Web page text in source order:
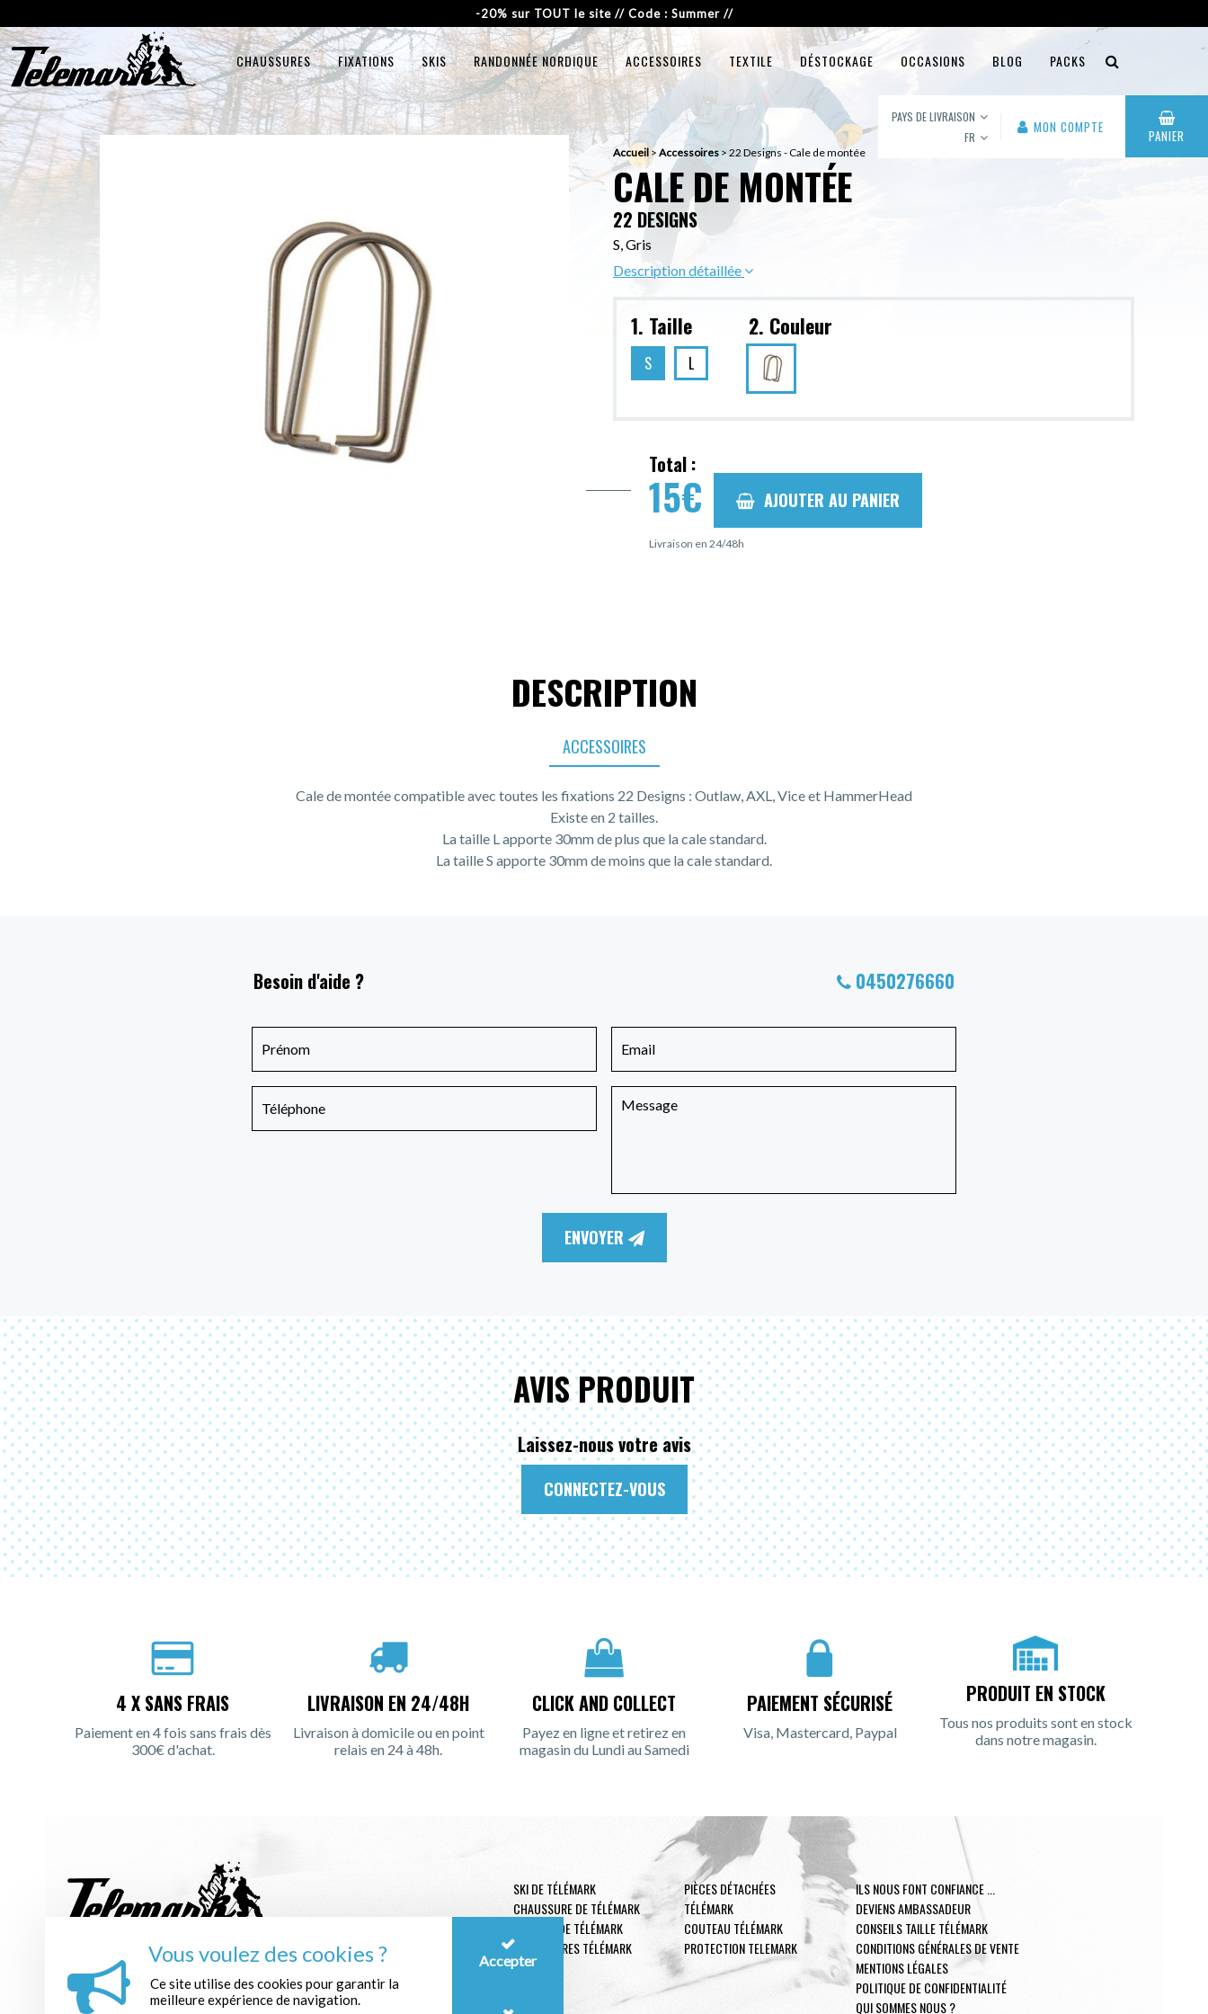
-20% sur TOUT le site // Code : Summer //
CHAUSSURES FIXATIONS SKIS RANDONNÉE NORDIQUE ACCESSOIRES TEXTILE DÉSTOCKAGE OCCASIONS BLOG PACKS
PAYS DE LIVRAISON
FR
MON COMPTE PANIER
Accueil > Accessoires > 22 Designs - Cale de montée
CALE DE MONTÉE
22 DESIGNS
S, Gris
Description détaillée
1. Taille
S L
2. Couleur
Total :
15€ AJOUTER AU PANIER
Livraison en 24/48h
DESCRIPTION
ACCESSOIRES
Cale de montée compatible avec toutes les fixations 22 Designs : Outlaw, AXL, Vice et HammerHead
Existe en 2 tailles.
La taille L apporte 30mm de plus que la cale standard.
La taille S apporte 30mm de moins que la cale standard.
Besoin d'aide ? 0450276660
ENVOYER
AVIS PRODUIT
Laissez-nous votre avis
CONNECTEZ-VOUS
4 X SANS FRAIS
Paiement en 4 fois sans frais dès
300€ d'achat.
LIVRAISON EN 24/48H
Livraison à domicile ou en point
relais en 24 à 48h.
CLICK AND COLLECT
Payez en ligne et retirez en
magasin du Lundi au Samedi
PAIEMENT SÉCURISÉ
Visa, Mastercard, Paypal
PRODUIT EN STOCK
Tous nos produits sont en stock
dans notre magasin.
INSCRIPTION À LA NEWSLETTER :
SKI DE TÉLÉMARK
CHAUSSURE DE TÉLÉMARK
FIXATION DE TÉLÉMARK
ACCESSOIRES TÉLÉMARK
PIÈCES DÉTACHÉES
TÉLÉMARK
COUTEAU TÉLÉMARK
PROTECTION TELEMARK
ILS NOUS FONT CONFIANCE ...
DEVIENS AMBASSADEUR
CONSEILS TAILLE TÉLÉMARK
CONDITIONS GÉNÉRALES DE VENTE
MENTIONS LÉGALES
POLITIQUE DE CONFIDENTIALITÉ
QUI SOMMES NOUS ?
Vous voulez des cookies ?
Ce site utilise des cookies pour garantir la
meilleure expérience de navigation.
Accepter